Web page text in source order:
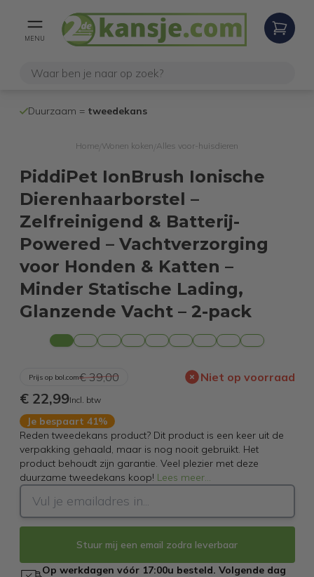
MENU
Duurzaam = tweedekans
Home Wonen koken Alles voor-huisdieren
PiddiPet IonBrush Ionische
Dierenhaarborstel –
Zelfreinigend & Batterij-
Powered – Vachtverzorging
voor Honden & Katten –
Minder Statische Lading,
Glanzende Vacht – 2-pack
Prijs op bol.com€ 39,00 Niet op voorraad
€ 22,99Incl. btw
Je bespaart 41%
Reden tweedekans product? Dit product is een keer uit de
verpakking gehaald, maar is nog nooit gebruikt. Het
product behoudt zijn garantie. Veel plezier met deze
duurzame tweedekans koop! Lees meer...
Stuur mij een email zodra leverbaar
Op werkdagen vóór 17:00u besteld. Volgende dag